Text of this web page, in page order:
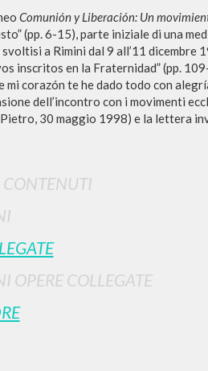
Comunión y Liberación: Un
(pp. 6-15), parte iniziale di una
a Rimini dal 9 all’11 dicembre
inscritos en la Fraternidad” (pp.
mi corazón te he dado todo con
dell’incontro con i movimenti
Pietro, 30 maggio 1998) e la lettera
CONTENUTI
OPERE COLLEGATE
0
Visualizza dettagli per
LINGUA